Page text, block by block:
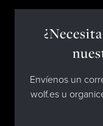
Envíenos un
wolf.es u